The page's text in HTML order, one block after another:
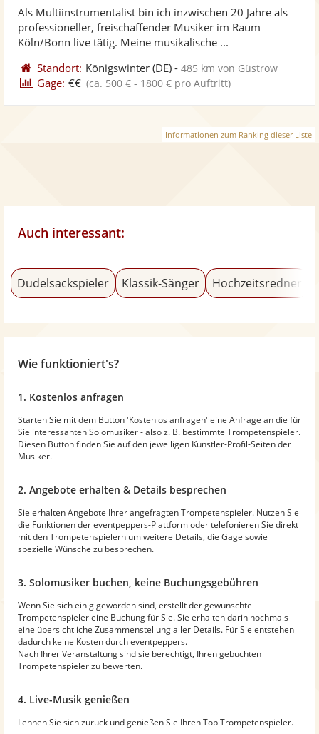
Fotos
5
Als Multiinstrumentalist bin ich inzwischen 20 Jahre als
professioneller, freischaffender Musiker im Raum
Köln/Bonn live tätig. Meine musikalische ...
Standort: Königswinter (DE) -485 km von Güstrow
Gage: €€ (ca. 500 € - 1800 € pro Auftritt)
Informationen zum Ranking dieser Liste
Auch interessant:
Dudelsackspieler Klassik-Sänger Hochzeitsredner
Wie funktioniert's?
1. Kostenlos anfragen
Starten Sie mit dem Button 'Kostenlos anfragen' eine Anfrage an die für
Sie interessanten Solomusiker - also z. B. bestimmte Trompetenspieler.
Diesen Button finden Sie auf den jeweiligen Künstler-Profil-Seiten der
Musiker.
2. Angebote erhalten & Details besprechen
Sie erhalten Angebote Ihrer angefragten Trompetenspieler. Nutzen Sie
die Funktionen der eventpeppers-Plattform oder telefonieren Sie direkt
mit den Trompetenspielern um weitere Details, die Gage sowie
spezielle Wünsche zu besprechen.
3. Solomusiker buchen, keine Buchungsgebühren
Wenn Sie sich einig geworden sind, erstellt der gewünschte
Trompetenspieler eine Buchung für Sie. Sie erhalten darin nochmals
eine übersichtliche Zusammenstellung aller Details. Für Sie entstehen
dadurch keine Kosten durch eventpeppers.
Nach Ihrer Veranstaltung sind sie berechtigt, Ihren gebuchten
Trompetenspieler zu bewerten.
4. Live-Musik genießen
Lehnen Sie sich zurück und genießen Sie Ihren Top Trompetenspieler.